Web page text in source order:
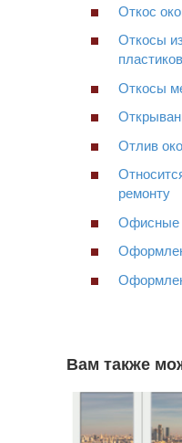
Откос
Откосы
Откосы
Отлив
ремонту
Офисные
Вам также